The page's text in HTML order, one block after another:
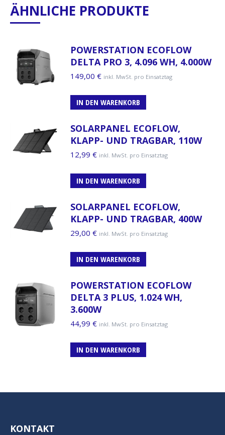
ÄHNLICHE PRODUKTE
POWERSTATION ECOFLOW
DELTA PRO 3, 4.096 WH, 4.000W
149,00 € inkl. MwSt. pro Einsatztag
IN DEN WARENKORB
SOLARPANEL ECOFLOW,
KLAPP- UND TRAGBAR, 110W
12,99 € inkl. MwSt. pro Einsatztag
IN DEN WARENKORB
SOLARPANEL ECOFLOW,
KLAPP- UND TRAGBAR, 400W
29,00 € inkl. MwSt. pro Einsatztag
IN DEN WARENKORB
POWERSTATION ECOFLOW
DELTA 3 PLUS, 1.024 WH,
3.600W
44,99 € inkl. MwSt. pro Einsatztag
IN DEN WARENKORB
KONTAKT